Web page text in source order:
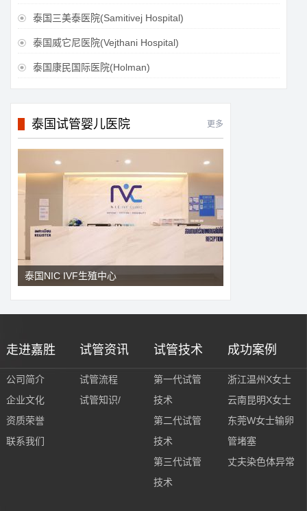
 泰国三美泰医院(Samitivej Hospital)
 泰国威它尼医院(Vejthani Hospital)
 泰国康民国际医院(Holman)
泰国试管婴儿医院 更多
泰国NIC IVF生殖中心
走进嘉胜
公司简介
企业文化
资质荣誉
联系我们
试管资讯
试管流程
试管知识/
试管技术
第一代试管
技术
第二代试管
技术
第三代试管
技术
成功案例
浙江温州X女士
云南昆明X女士
东莞W女士输卵
管堵塞
丈夫染色体异常